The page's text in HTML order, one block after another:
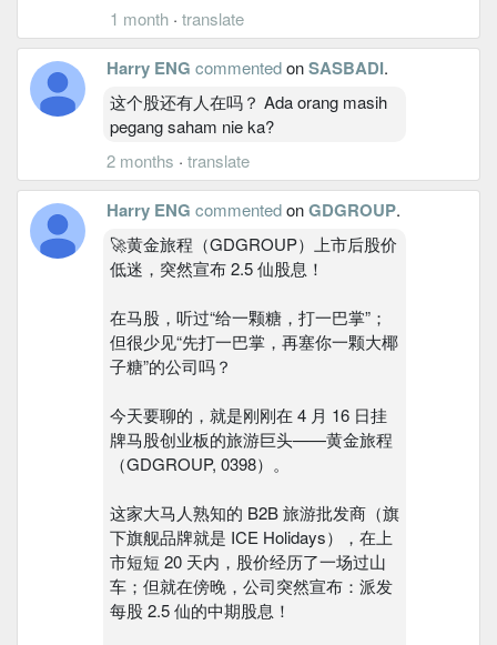
1 month ·translate
Harry ENG commentedonSASBADI.
这个股还有人在吗？ Ada orang masih
pegang saham nie ka?
2 months · translate
Harry ENG commentedonGDGROUP.
🚀黄金旅程（GDGROUP）上市后股价
低迷，突然宣布 2.5 仙股息！
在马股，听过“给一颗糖，打一巴掌”；
但很少见“先打一巴掌，再塞你一颗大椰
子糖”的公司吗？
今天要聊的，就是刚刚在 4 月 16 日挂
牌马股创业板的旅游巨头——黄金旅程
（GDGROUP, 0398）。
这家大马人熟知的 B2B 旅游批发商（旗
下旗舰品牌就是 ICE Holidays），在上
市短短 20 天内，股价经历了一场过山
车；但就在傍晚，公司突然宣布：派发
每股 2.5 仙的中期股息！